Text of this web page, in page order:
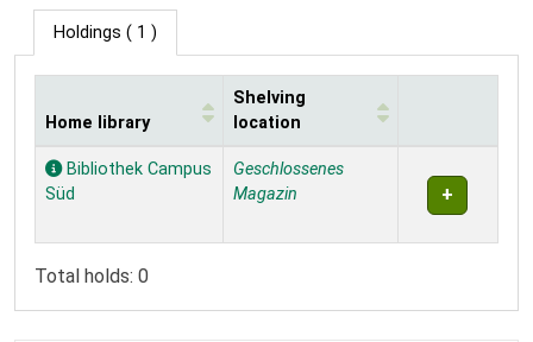
Holdings ( 1 )
Holdings
Home library
Shelving
location
Bibliothek Campus
Süd
Geschlossenes
Magazin
Total holds: 0